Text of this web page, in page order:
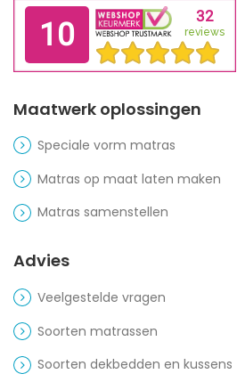
Maatwerk oplossingen
Speciale vorm matras
Matras op maat laten maken
Matras samenstellen
Advies
Veelgestelde vragen
Soorten matrassen
Soorten dekbedden en kussens